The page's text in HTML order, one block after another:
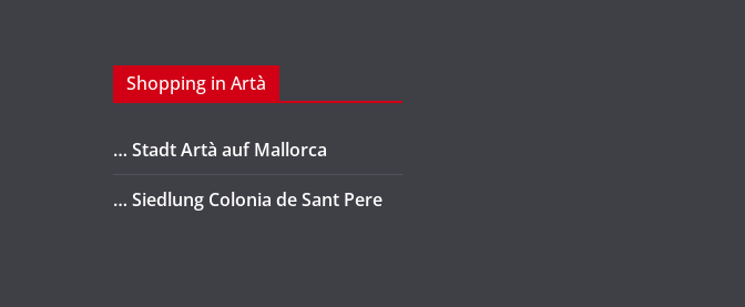
Shopping in Artà
… Stadt Artà auf Mallorca
… Siedlung Colonia de Sant Pere